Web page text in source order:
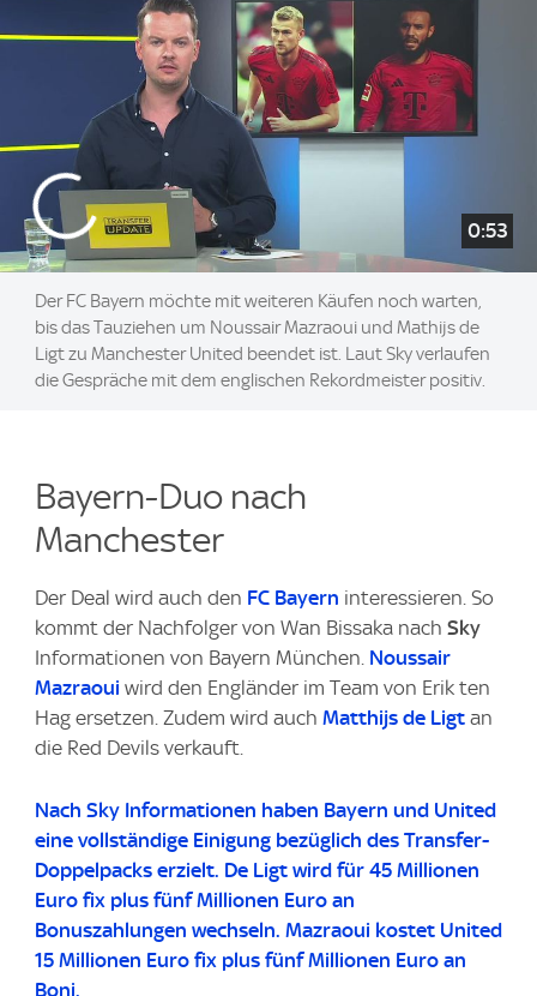
0:53
Der FC Bayern möchte mit weiteren Käufen noch warten,
bis das Tauziehen um Noussair Mazraoui und Mathijs de
Ligt zu Manchester United beendet ist. Laut Sky verlaufen
die Gespräche mit dem englischen Rekordmeister positiv.
Bayern-Duo nach
Manchester
Der Deal wird auch den FC Bayern interessieren. So
kommt der Nachfolger von Wan Bissaka nach Sky
Informationen von Bayern München. Noussair
Mazraoui wird den Engländer im Team von Erik ten
Hag ersetzen. Zudem wird auch Matthijs de Ligt an
die Red Devils verkauft.
Nach Sky Informationen haben Bayern und United
eine vollständige Einigung bezüglich des Transfer-
Doppelpacks erzielt. De Ligt wird für 45 Millionen
Euro fix plus fünf Millionen Euro an
Bonuszahlungen wechseln. Mazraoui kostet United
15 Millionen Euro fix plus fünf Millionen Euro an
Boni.